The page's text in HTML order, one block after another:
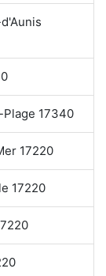
17340
17220
17220